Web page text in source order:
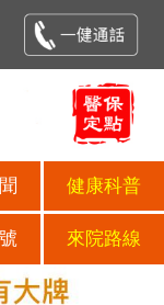
健康科普
來院路線